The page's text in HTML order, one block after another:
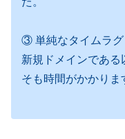
③ 単純なタイムラグ
新規ドメインである
そも時間がかかりま